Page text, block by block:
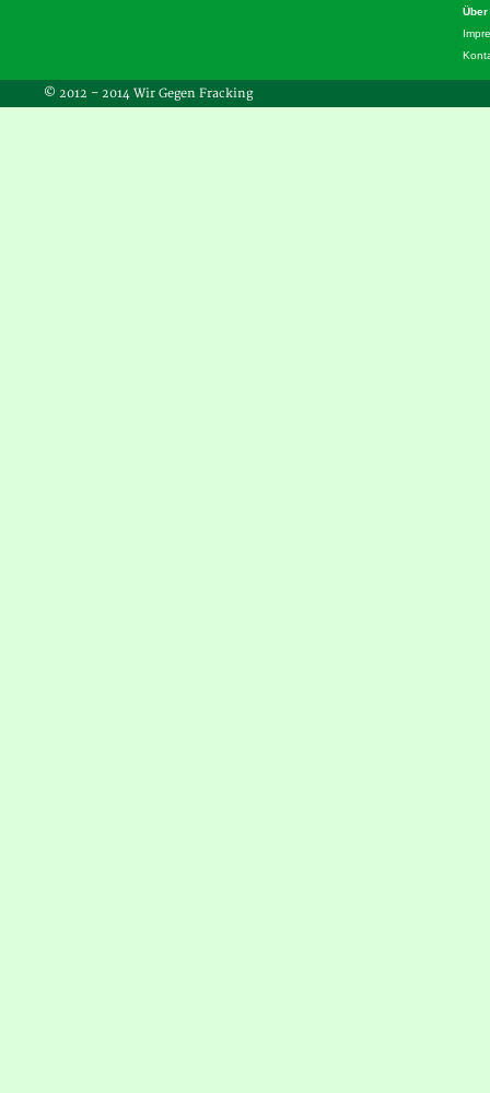
Über
© 2012 – 2014 Wir Gegen Fracking